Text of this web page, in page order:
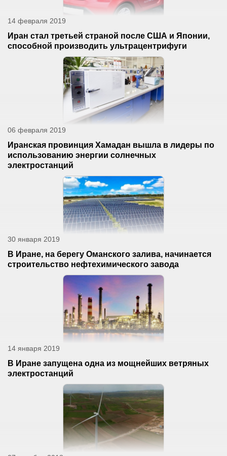
14 февраля 2019
Иран стал третьей страной после США и Японии,
способной производить ультрацентрифуги
06 февраля 2019
Иранская провинция Хамадан вышла в лидеры по
использованию энергии солнечных
электростанций
30 января 2019
В Иране, на берегу Оманского залива, начинается
строительство нефтехимического завода
14 января 2019
В Иране запущена одна из мощнейших ветряных
электростанций